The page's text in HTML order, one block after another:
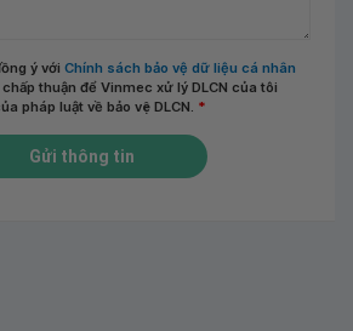
ý với Chính sách bảo vệ dữ liệu cá nhân
chấp thuận để Vinmec xử lý DLCN của tôi
pháp luật về bảo vệ DLCN. *
Gửi thông tin